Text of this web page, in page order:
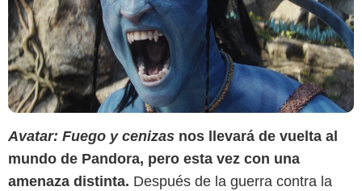
Avatar: Fuego y cenizas nos llevará de vuelta al
mundo de Pandora, pero esta vez con una
amenaza distinta. Después de la guerra contra la